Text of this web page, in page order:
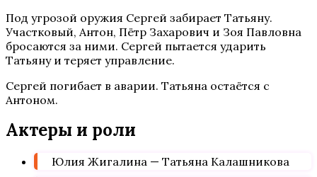
Под угрозой оружия Сергей забирает Татьяну.
Участковый, Антон, Пётр Захарович и Зоя Павловна
бросаются за ними. Сергей пытается ударить
Татьяну и теряет управление.
Сергей погибает в аварии. Татьяна остаётся с
Антоном.
Актеры и роли
Юлия Жигалина — Татьяна Калашникова